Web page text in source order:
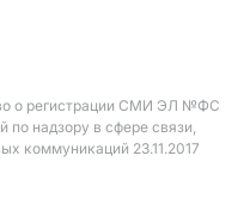
о регистрации СМИ ЭЛ №ФС
по надзору в сфере связи,
коммуникаций 23.11.2017